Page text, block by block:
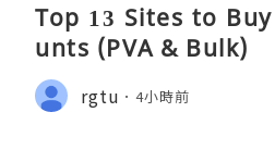
Top 13 Sites to
unts (PVA & Bulk)
rgtu 4小時前